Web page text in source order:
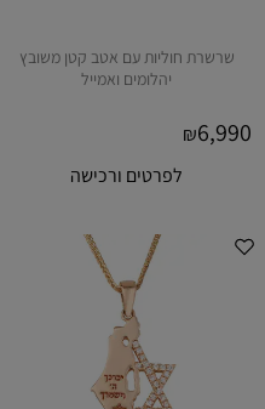
שרשרת חוליות עם אטב קטן משובץ
יהלומים ואמייל
₪6,990
לפרטים ורכישה